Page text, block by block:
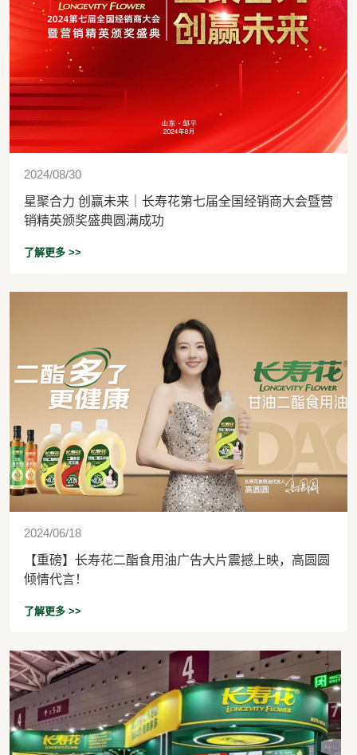
2024/08/30
星聚合力 创赢未来｜长寿花第七届全国经销商大会暨营
销精英颁奖盛典圆满成功
了解更多 >>
2024/06/18
【重磅】长寿花二酯食用油广告大片震撼上映，高圆圆
倾情代言！
了解更多 >>